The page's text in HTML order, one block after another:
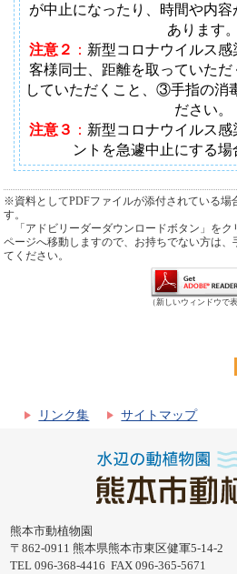
が中止になったり、時間や内
あります。
注意２ ： 新型コロナウイルス
客様同士、距離を取っていた
していただくこと、③手指の消
ださい。
注意３ ： 新型コロナウイルス
ントを急遽中止にする場
※資料としてPDFファイルが添付されている場
す。
「アドビリーダーダウンロードボタン」をク
ページへ移動しますので、お持ちでない方は
てください。
（新しいウィンドウで表
リンク集 サイトマップ
熊本市動植物園
〒862-0911 熊本県熊本市東区健軍5-14-2
TEL 096-368-4416 FAX 096-365-5671